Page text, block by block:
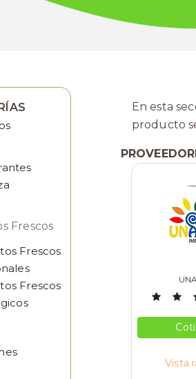
Frescos
Frescos
Frescos
En esta
producto
Vista